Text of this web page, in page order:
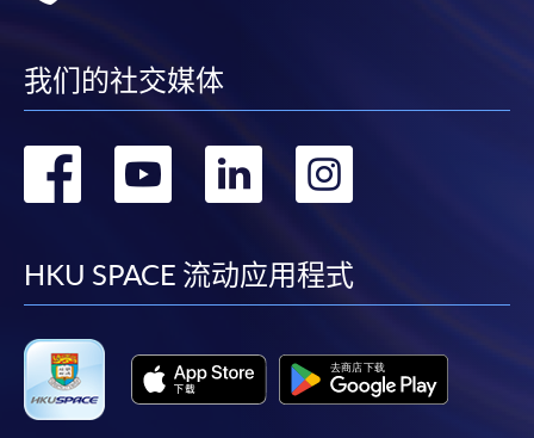
我们的社交媒体
转
facebook
转
youtube
转
linkedin
转
HKU SPACE 流动应用程式